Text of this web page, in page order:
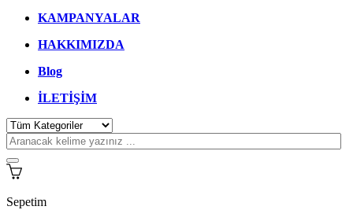
KAMPANYALAR
HAKKIMIZDA
Blog
İLETİŞİM
Sepetim